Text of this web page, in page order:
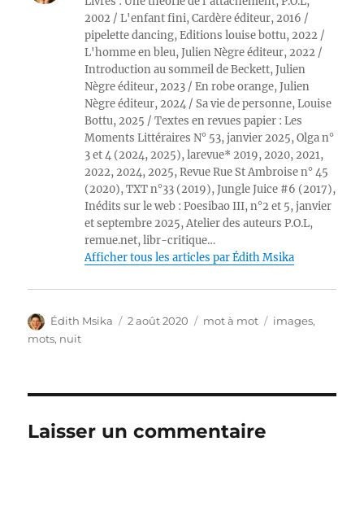
2002 / L'enfant fini, Cardère éditeur, 2016 /
pipelette dancing, Editions louise bottu, 2022 /
L'homme en bleu, Julien Nègre éditeur, 2022 /
Introduction au sommeil de Beckett, Julien
Nègre éditeur, 2023 / En robe orange, Julien
Nègre éditeur, 2024 / Sa vie de personne, Louise
Bottu, 2025 / Textes en revues papier : Les
Moments Littéraires N° 53, janvier 2025, Olga n°
3 et 4 (2024, 2025), larevue* 2019, 2020, 2021,
2022, 2024, 2025, Revue Rue St Ambroise n° 45
(2020), TXT n°33 (2019), Jungle Juice #6 (2017),
Inédits sur le web : Poesibao III, n°2 et 5, janvier
et septembre 2025, Atelier des auteurs P.O.L,
remue.net, libr-critique…
Afficher tous les articles par Édith Msika
Auteur
Édith Msika
Publié
2 août 2020 Catégories
mot à mot Étiquettes
images,
mots, nuit
Laisser un commentaire